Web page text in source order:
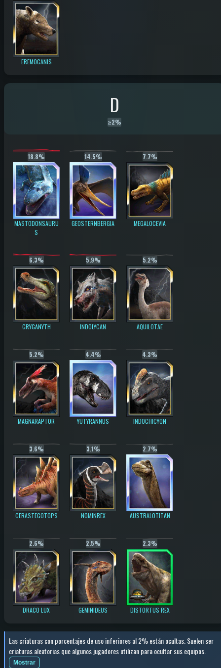
EREMOCANIS
D
≥2%
18.8%
MASTODONSAURU
S
14.5%
GEOSTERNBERGIA
7.7%
MEGALOCEVIA
6.3%
GRYGANYTH
5.9%
INDOLYCAN
5.2%
AQUILOTAE
5.2%
MAGNARAPTOR
4.4%
YUTYRANNUS
4.3%
INDOCHICYON
3.6%
CERASTEGOTOPS
3.1%
NOMINREX
2.7%
AUSTRALOTITAN
2.6%
DRACO LUX
2.5%
GEMINIDEUS
2.3%
DISTORTUS REX
Las criaturas con porcentajes de uso inferiores al 2% están ocultas. Suelen ser
criaturas aleatorias que algunos jugadores utilizan para ocultar sus equipos.
Mostrar